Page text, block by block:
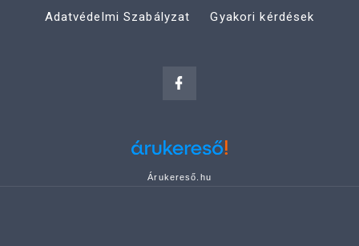
Adatvédelmi Szabályzat
Gyakori kérdések
Árukereső.hu